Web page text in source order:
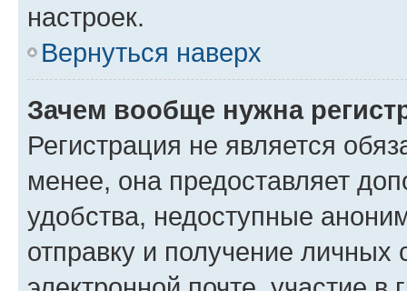
настроек.
Вернуться наверх
Зачем вообще нужна
Регистрация не является
менее, она предоставляет
удобства, недоступные
отправку и получение